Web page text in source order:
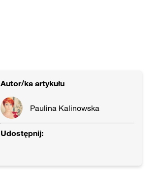
Autor/ka artykułu
Paulina Kalinowska
Udostępnij: